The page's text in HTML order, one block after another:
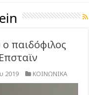
παιδόφιλος
2019 ΚΟΙΝΩΝΙΚΑ